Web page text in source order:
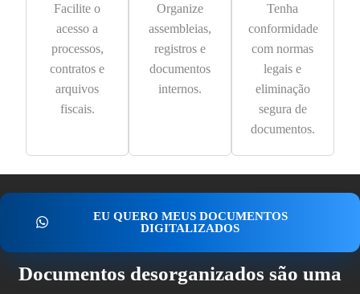
Facilite o
acesso a
processos,
contratos e
arquivos
fiscais.
Organize
assembleias,
registros e
documentos
internos.
Tenha
conformidade
com normas
legais e
eliminação
segura de
documentos.
EU QUERO MEUS DOCUMENTOS
DIGITALIZADOS
Documentos desorganizados são uma